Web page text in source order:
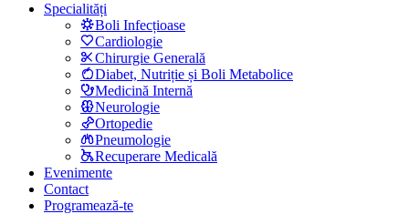
Specialități
Boli Infecțioase
Cardiologie
Chirurgie Generală
Diabet, Nutriție și Boli Metabolice
Medicină Internă
Neurologie
Ortopedie
Pneumologie
Recuperare Medicală
Evenimente
Contact
Programează-te